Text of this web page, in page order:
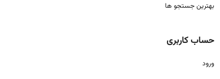
بهترین جستجو ها
حساب کاربری
ورود